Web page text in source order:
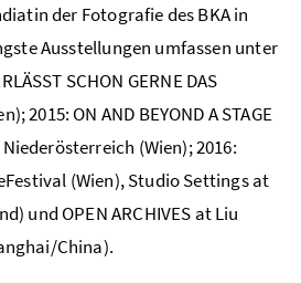
der Fotografie des BKA in
Ausstellungen umfassen unter
SCHON GERNE DAS
2015: ON AND BEYOND A STAGE
(Wien); 2016:
(Wien), Studio Settings at
und OPEN ARCHIVES at Liu
China).